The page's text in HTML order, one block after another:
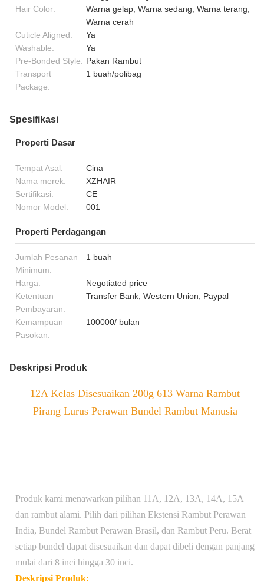
Hair Color:
Warna gelap, Warna sedang, Warna terang,
Warna cerah
Cuticle Aligned:
Ya
Washable:
Ya
Pre-Bonded Style: Pakan Rambut
Transport
Package:
1 buah/polibag
Spesifikasi
Properti Dasar
Tempat Asal:
Cina
Nama merek:
XZHAIR
Sertifikasi:
CE
Nomor Model:
001
Properti Perdagangan
Jumlah Pesanan
Minimum:
1 buah
Harga:
Negotiated price
Ketentuan
Pembayaran:
Transfer Bank, Western Union, Paypal
Kemampuan
Pasokan:
100000/ bulan
Deskripsi Produk
12A Kelas Disesuaikan 200g 613 Warna Rambut
Pirang Lurus Perawan Bundel Rambut Manusia
Produk kami menawarkan pilihan 11A, 12A, 13A, 14A, 15A
dan rambut alami. Pilih dari pilihan Ekstensi Rambut Perawan
India, Bundel Rambut Perawan Brasil, dan Rambut Peru. Berat
setiap bundel dapat disesuaikan dan dapat dibeli dengan panjang
mulai dari 8 inci hingga 30 inci.
Deskripsi Produk: